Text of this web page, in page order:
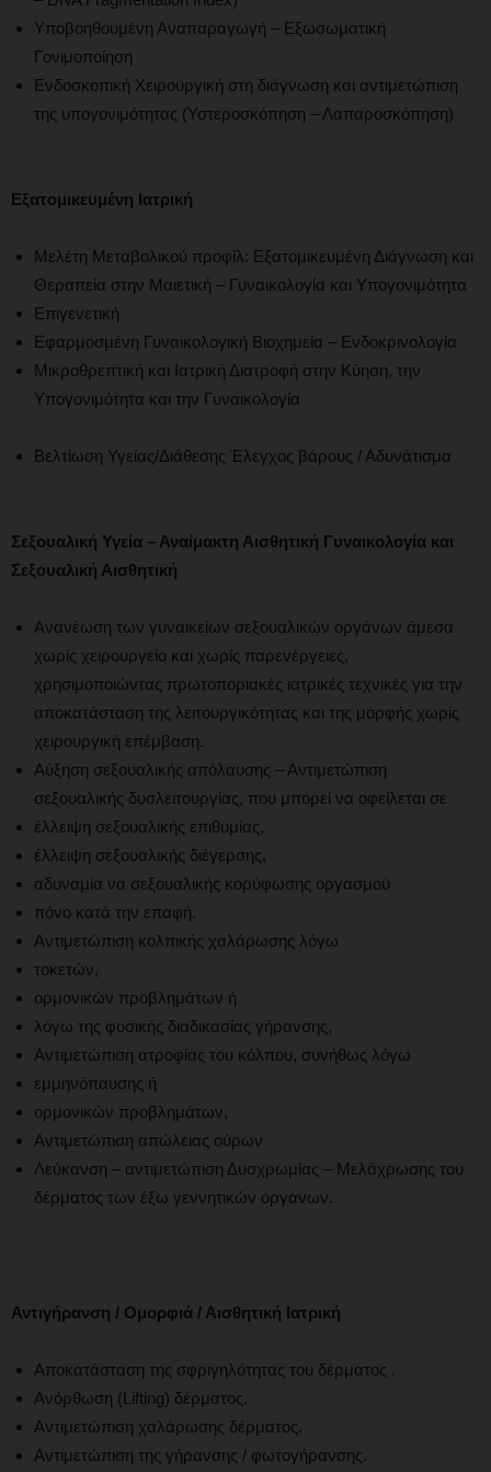
Υποβοηθουμένη Αναπαραγωγή – Εξωσωματική
Γονιμοποίηση
Ενδοσκοπική Χειρουργική στη διάγνωση και αντιμετώπιση
της υπογονιμότητας (Υστεροσκόπηση – Λαπαροσκόπηση)
Εξατομικευμένη Ιατρική
Μελέτη Μεταβολικού προφίλ: Εξατομικευμένη Διάγνωση και
Θεραπεία στην Μαιετική – Γυναικολογία και Υπογονιμότητα
Επιγενετική
Εφαρμοσμένη Γυναικολογική Βιοχημεία – Ενδοκρινολογία
Μικροθρεπτική και Ιατρική Διατροφή στην Κύηση, την
Υπογονιμότητα και την Γυναικολογία
Βελτίωση Υγείας/Διάθεσης Έλεγχος βάρους / Αδυνάτισμα
Σεξουαλική Υγεία – Αναίμακτη Αισθητική Γυναικολογία και
Σεξουαλική Αισθητική
Ανανέωση των γυναικείων σεξουαλικών οργάνων άμεσα
χωρίς χειρουργείο και χωρίς παρενέργειες,
χρησιμοποιώντας πρωτοποριακές ιατρικές τεχνικές για την
αποκατάσταση της λειτουργικότητας και της μορφής χωρίς
χειρουργική επέμβαση.
Αύξηση σεξουαλικής απόλαυσης – Αντιμετώπιση
σεξουαλικής δυσλειτουργίας, που μπορεί να οφείλεται σε
έλλειψη σεξουαλικής επιθυμίας,
έλλειψη σεξουαλικής διέγερσης,
αδυναμία να σεξουαλικής κορύφωσης οργασμού
πόνο κατά την επαφή.
Αντιμετώπιση κολπικής χαλάρωσης λόγω
τοκετών,
ορμονικών προβλημάτων ή
λόγω της φυσικής διαδικασίας γήρανσης,
Αντιμετώπιση ατροφίας του κόλπου, συνήθως λόγω
εμμηνόπαυσης ή
ορμονικών προβλημάτων,
Αντιμετώπιση απώλειας ούρων
Λεύκανση – αντιμετώπιση Δυσχρωμίας – Μελάχρωσης του
δέρματος των έξω γεννητικών οργάνων.
Αντιγήρανση / Ομορφιά / Αισθητική Ιατρική
Αποκατάσταση της σφριγηλότητας του δέρματος .
Ανόρθωση (Lifting) δέρματος.
Αντιμετώπιση χαλάρωσης δέρματος.
Αντιμετώπιση της γήρανσης / φωτογήρανσης.